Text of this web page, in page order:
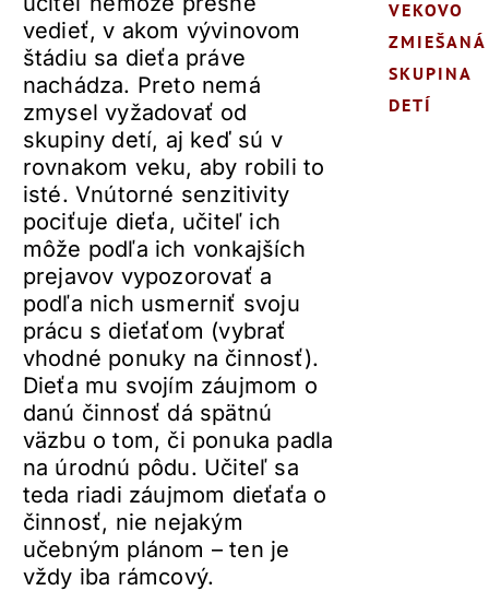
vedieť, v akom vývinovom
štádiu sa dieťa práve
nachádza. Preto nemá
zmysel vyžadovať od
skupiny detí, aj keď sú v
rovnakom veku, aby robili to
isté. Vnútorné senzitivity
pociťuje dieťa, učiteľ ich
môže podľa ich vonkajších
prejavov vypozorovať a
podľa nich usmerniť svoju
prácu s dieťaťom (vybrať
vhodné ponuky na činnosť).
Dieťa mu svojím záujmom o
danú činnosť dá spätnú
väzbu o tom, či ponuka padla
na úrodnú pôdu. Učiteľ sa
teda riadi záujmom dieťaťa o
činnosť, nie nejakým
učebným plánom – ten je
vždy iba rámcový.
VEKOVO
ZMIEŠANÁ
SKUPINA
DETÍ